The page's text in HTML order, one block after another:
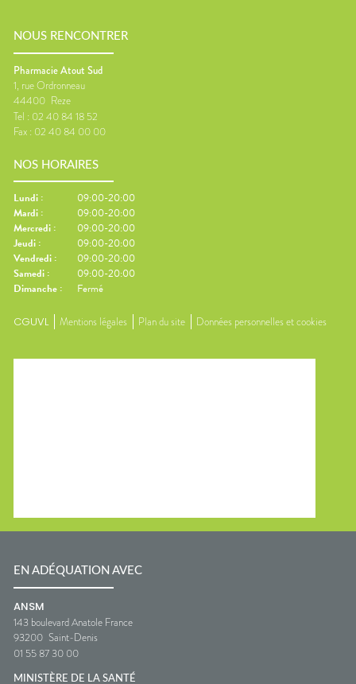
NOUS RENCONTRER
Pharmacie Atout Sud
1, rue Ordronneau
44400 Reze
Tel : 02 40 84 18 52
Fax : 02 40 84 00 00
NOS HORAIRES
Lundi :
09:00-20:00
Mardi :
09:00-20:00
Mercredi :
09:00-20:00
Jeudi :
09:00-20:00
Vendredi :
09:00-20:00
Samedi :
09:00-20:00
Dimanche : Fermé
CGUVL Mentions légales Plan du site Données personnelles et cookies
EN ADÉQUATION AVEC
ANSM
143 boulevard Anatole France
93200 Saint-Denis
01 55 87 30 00
MINISTÈRE DE LA SANTÉ